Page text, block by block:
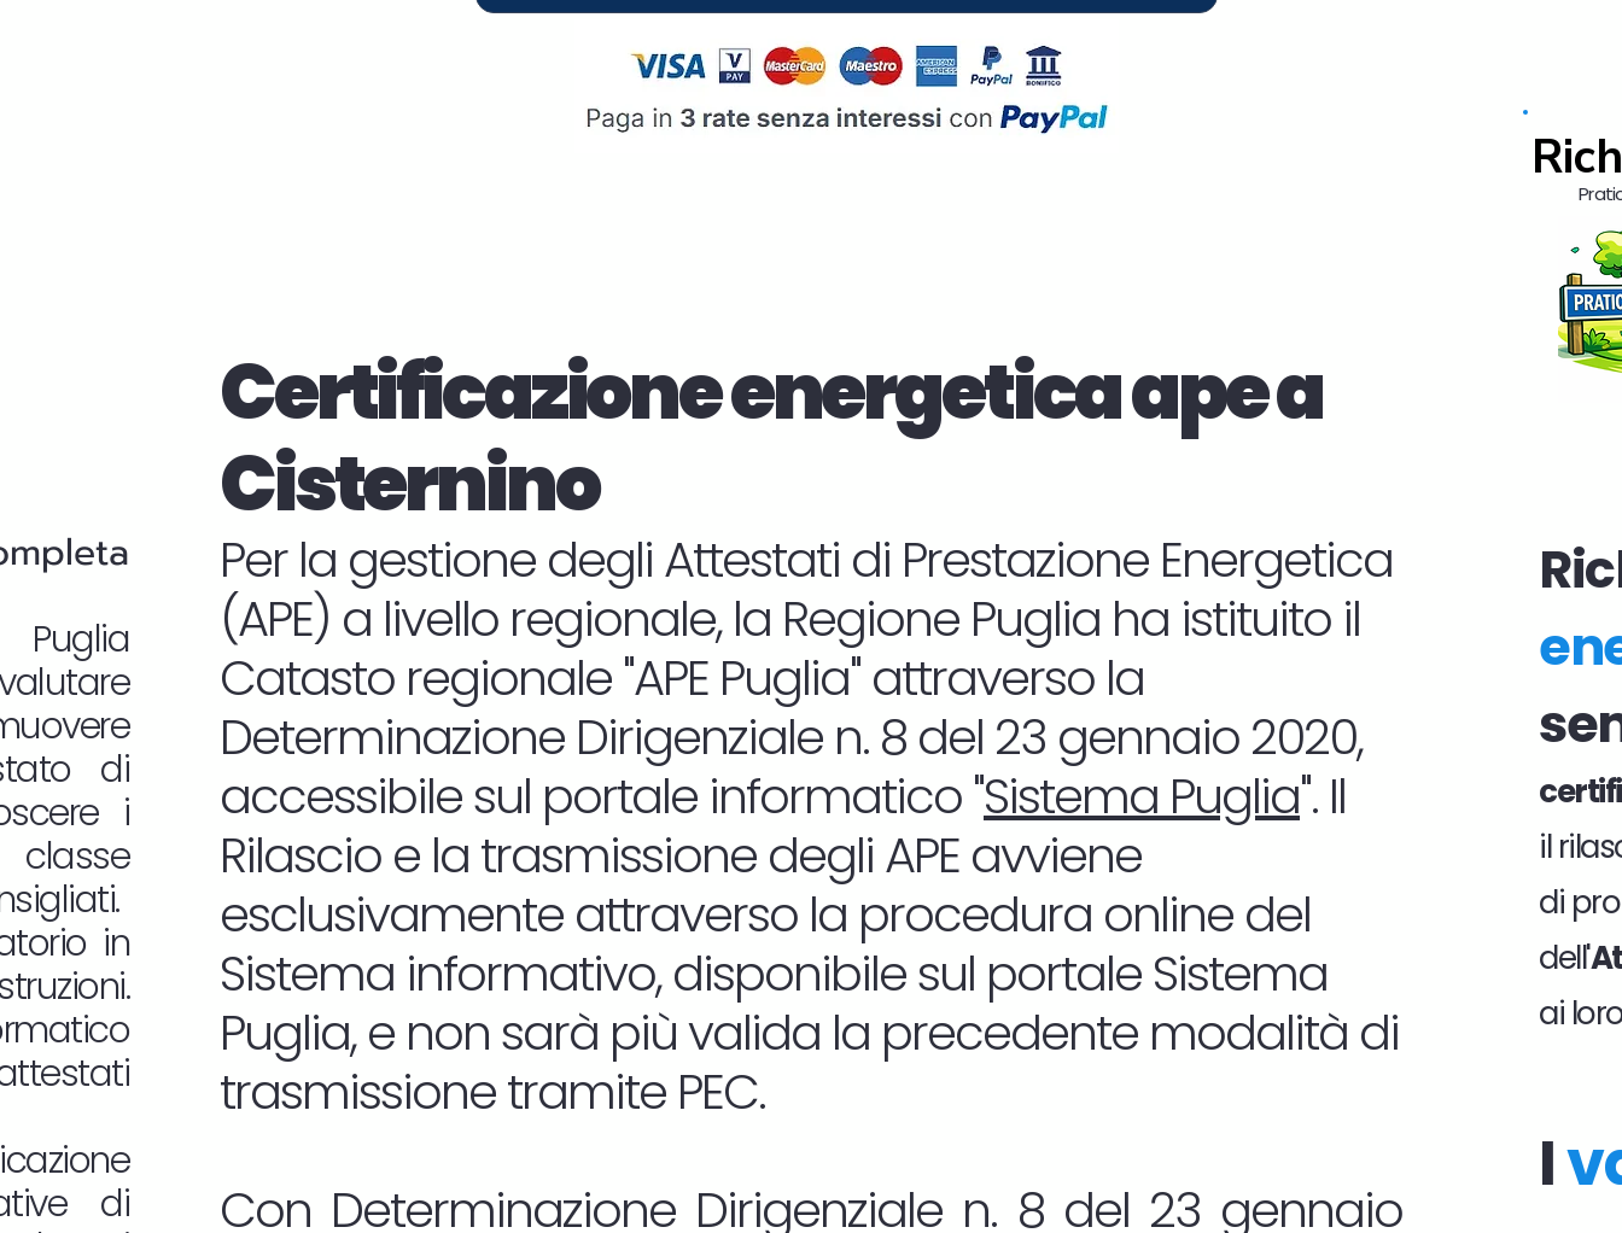
Certificazione energetica ape a
Cisternino
di
i
in
di
Per la gestione degli Attestati di Prestazione Energetica
(APE) a livello regionale, la Regione Puglia ha istituito il
Catasto regionale "APE Puglia" attraverso la
Determinazione Dirigenziale n. 8 del 23 gennaio 2020,
accessibile sul portale informatico "Sistema Puglia". Il
Rilascio e la trasmissione degli APE avviene
esclusivamente attraverso la procedura online del
Sistema informativo, disponibile sul portale Sistema
Puglia, e non sarà più valida la precedente modalità di
trasmissione tramite PEC.
Con Determinazione Dirigenziale n. 8 del 23 gennaio
il
di
dell'
ai
I